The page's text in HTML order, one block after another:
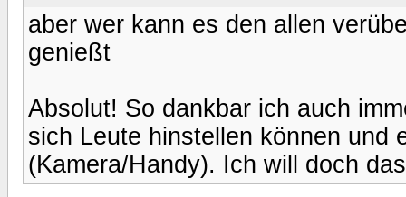
aber wer kann es den allen
genießt
Absolut! So dankbar ich auch
sich Leute hinstellen können und
(Kamera/Handy). Ich will doch